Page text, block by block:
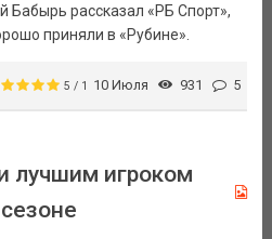
Бабырь рассказал «РБ Спорт»,
приняли в «Рубине».
5 / 1 10 Июля 931 5
лучшим игроком